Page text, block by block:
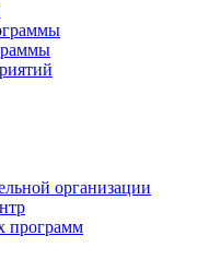
организации
программ